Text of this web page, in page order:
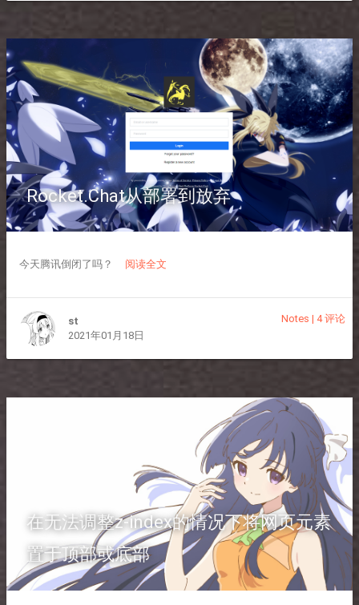
Rocket.Chat从部署到放弃
今天腾讯倒闭了吗？ 阅读全文
st
2021年01月18日
Notes |4 评论
在无法调整z-index的情况下将网页元素
置于顶部或底部